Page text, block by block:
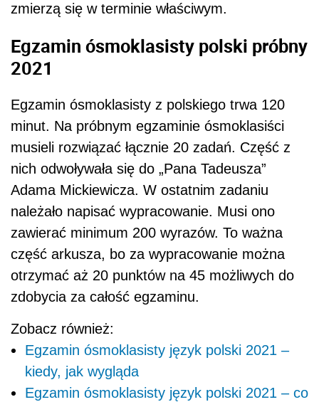
zmierzą się w terminie właściwym.
Egzamin ósmoklasisty polski próbny
2021
Egzamin ósmoklasisty z polskiego trwa 120
minut. Na próbnym egzaminie ósmoklasiści
musieli rozwiązać łącznie 20 zadań. Część z
nich odwoływała się do „Pana Tadeusza”
Adama Mickiewicza. W ostatnim zadaniu
należało napisać wypracowanie. Musi ono
zawierać minimum 200 wyrazów. To ważna
część arkusza, bo za wypracowanie można
otrzymać aż 20 punktów na 45 możliwych do
zdobycia za całość egzaminu.
Zobacz również:
Egzamin ósmoklasisty język polski 2021 –
kiedy, jak wygląda
Egzamin ósmoklasisty język polski 2021 – co